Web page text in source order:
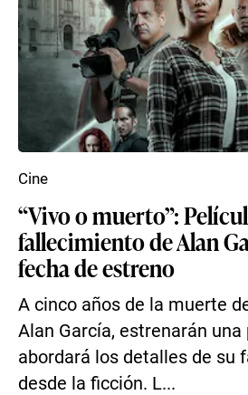
“Vivo o muerto”:
fallecimiento de Alan
fecha de estreno
A cinco años de la muerte
Alan García, estrenarán una
abordará los detalles de su
desde la ficción. L...
Cine